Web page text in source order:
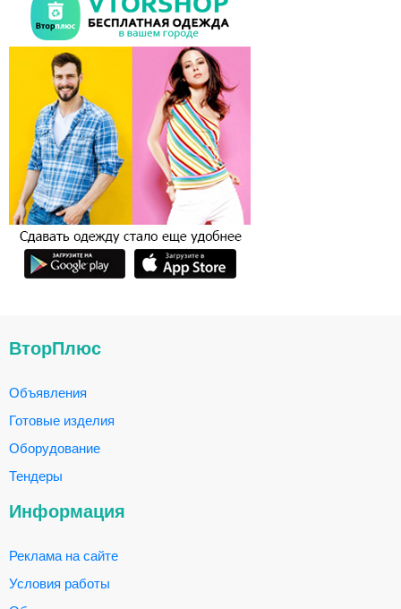
ВторПлюс
Объявления
Готовые изделия
Оборудование
Тендеры
Информация
Реклама на сайте
Условия работы